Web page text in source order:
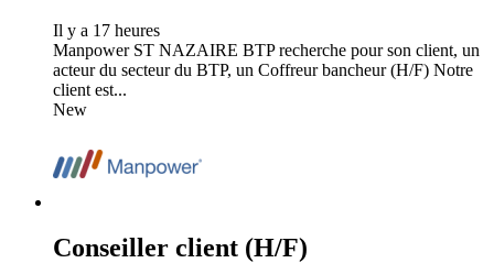
Il y a 17 heures
Manpower ST NAZAIRE BTP recherche pour son client, un
acteur du secteur du BTP, un Coffreur bancheur (H/F) Notre
client est...
New
Conseiller client (H/F)